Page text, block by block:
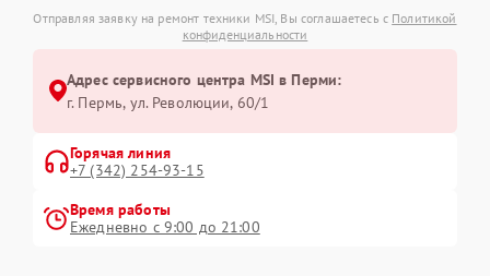
Отправляя заявку на ремонт техники MSI, Вы соглашаетесь с Политикой
конфиденциальности
Адрес сервисного центра MSI в Перми:
г. Пермь, ул. ​Революции, 60/1
Горячая линия
+7 (342) 254-93-15
Время работы
Ежедневно с 9:00 до 21:00